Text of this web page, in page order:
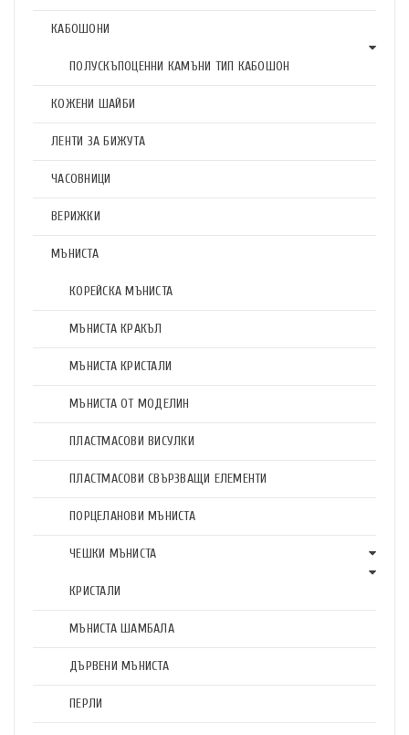
КАБОШОНИ
ПОЛУСКЪПОЦЕННИ КАМЪНИ ТИП КАБОШОН
КОЖЕНИ ШАЙБИ
ЛЕНТИ ЗА БИЖУТА
ЧАСОВНИЦИ
ВЕРИЖКИ
МЪНИСТА
КОРЕЙСКА МЪНИСТА
МЪНИСТА КРАКЪЛ
МЪНИСТА КРИСТАЛИ
МЪНИСТА ОТ МОДЕЛИН
ПЛАСТМАСОВИ ВИСУЛКИ
ПЛАСТМАСОВИ СВЪРЗВАЩИ ЕЛЕМЕНТИ
ПОРЦЕЛАНОВИ МЪНИСТА
ЧЕШКИ МЪНИСТА
КРИСТАЛИ
МЪНИСТА ШАМБАЛА
ДЪРВЕНИ МЪНИСТА
ПЕРЛИ